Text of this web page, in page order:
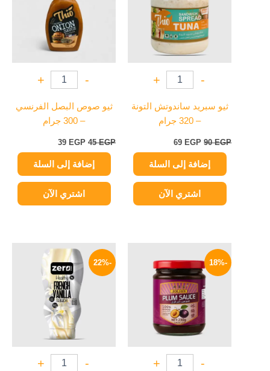
-
+
ثيو سبريد ساندوتش التونة
– 320 جرام
90EGP
69 EGP
إضافة إلى السلة
اشتري الآن
-
+
ثيو صوص البصل الفرنسي
– 300 جرام
45EGP
39 EGP
إضافة إلى السلة
اشتري الآن
-18%
-
+
هو:
195 EGP.
هو:
159 EGP.
-22%
-
+
السعر
الأصلي
هو:
190 EGP.
الحالي
هو:
149 EGP.